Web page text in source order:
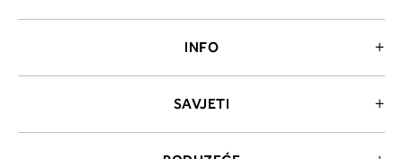
INFO
SAVJETI